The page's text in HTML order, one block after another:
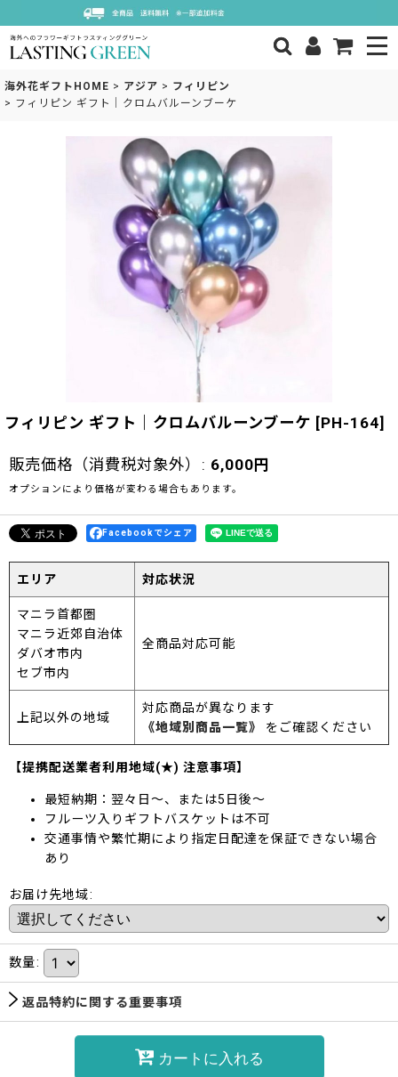
海外花ギフトHOME > アジア > フィリピン
> フィリピン ギフト｜クロムバルーンブーケ
フィリピン ギフト｜クロムバルーンブーケ [PH-164]
販売価格（消費税対象外） : 6,000 円
オプションにより価格が変わる場合もあります。
Facebookでシェア
エリア 対応状況
マニラ首都圏
マニラ近郊自治体
ダバオ市内
セブ市内
全商品対応可能
上記以外の地域
対応商品が異なります
《地域別商品一覧》
をご確認ください
【提携配送業者利用地域(★) 注意事項】
最短納期：翌々日～、または5日後～
フルーツ入りギフトバスケットは不可
交通事情や繁忙期により指定日配達を保証できない場合
あり
お届け先地域:
数量:
返品特約に関する重要事項
カートに入れる